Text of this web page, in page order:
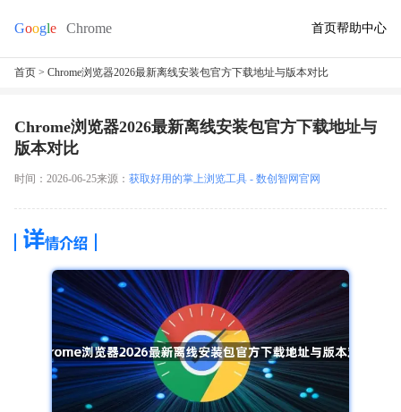
首页帮助中心
首页 > Chrome浏览器2026最新离线安装包官方下载地址与版本对比
Chrome浏览器2026最新离线安装包官方下载地址与
版本对比
时间：2026-06-25来源： 获取好用的掌上浏览工具 - 数创智网官网